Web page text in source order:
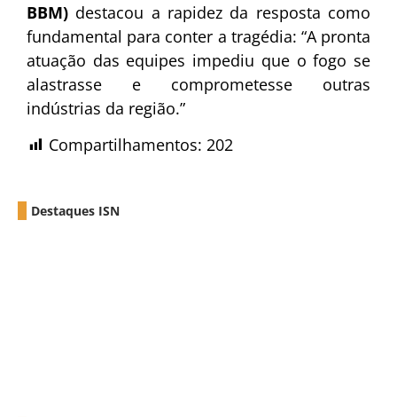
BBM) destacou a rapidez da resposta como
fundamental para conter a tragédia: “A pronta
atuação das equipes impediu que o fogo se
alastrasse e comprometesse outras
indústrias da região.”
Compartilhamentos: 202
Destaques ISN